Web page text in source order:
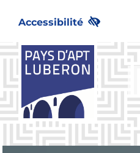
Accessibilité